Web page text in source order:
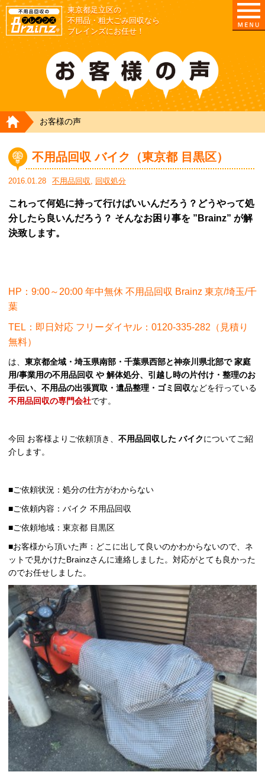
東京都足立区の
不用品・粗大ごみ回収なら
ブレインズにお任せ！
HOME
お客様の声
不用品回収 バイク（東京都 目黒区）
2016.01.28 不用品回収, 回収処分
これって何処に持って行けばいいんだろう？どうやって処
分したら良いんだろう？ そんなお困り事を ”Brainz” が解
決致します。
HP：9:00～20:00 年中無休 不用品回収 Brainz 東京/埼玉/千
葉
TEL：即日対応 フリーダイヤル：0120-335-282（見積り
無料）
は、 東京都全域・埼玉県南部・千葉県西部と神奈川県北部で 家庭
用/事業用の不用品回収 や 解体処分、引越し時の片付け・整理のお
手伝い、不用品の出張買取・遺品整理・ゴミ回収などを行っている
不用品回収の専門会社です。
今回 お客様よりご依頼頂き、 不用品回収した バイクについてご紹
介します。
■ご依頼状況：処分の仕方がわからない
■ご依頼内容：バイク 不用品回収
■ご依頼地域：東京都 目黒区
■お客様から頂いた声：どこに出して良いのかわからないので、ネ
ットで見かけたBrainzさんに連絡しました。対応がとても良かった
のでお任せしました。